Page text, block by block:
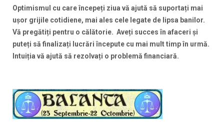
Optimismul cu care începeți ziua vă ajută să suportați mai
ușor grijile cotidiene, mai ales cele legate de lipsa banilor.
Vă pregătiți pentru o călătorie. Aveți succes în afaceri și
puteți să finalizați lucrări începute cu mai mult timp în urmă.
Intuiția vă ajută să rezolvați o problemă financiară.